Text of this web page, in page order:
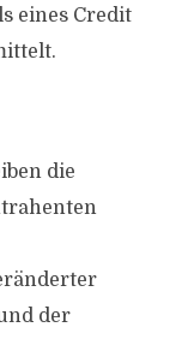
eines Credit
die
der